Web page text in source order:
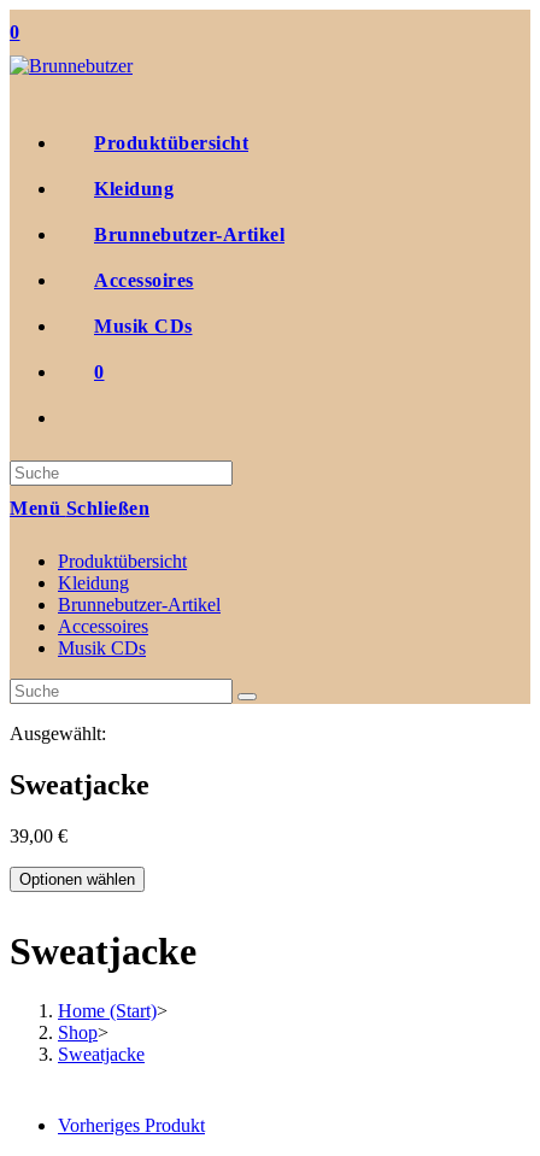
Inhalt
springen
0
Produktübersicht
Kleidung
Brunnebutzer-Artikel
Accessoires
Musik CDs
0
Suche
nach:
Menü Schließen
Produktübersicht
Kleidung
Brunnebutzer-Artikel
Accessoires
Musik CDs
Ausgewählt:
Sweatjacke
39,00 €
Optionen wählen
Sweatjacke
Home (Start)>
Shop>
Sweatjacke
Vorheriges Produkt